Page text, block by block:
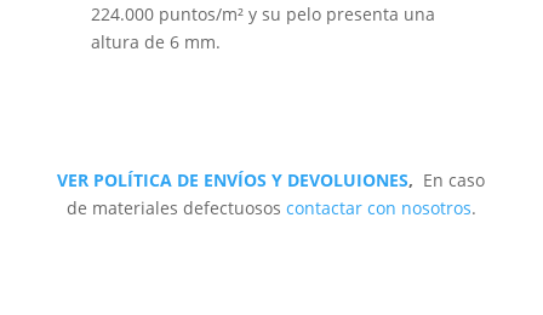
224.000 puntos/m² y su pelo presenta una
altura de 6 mm.
VER POLÍTICA DE ENVÍOS Y DEVOLUIONES, En caso
de materiales defectuosos contactar con nosotros.